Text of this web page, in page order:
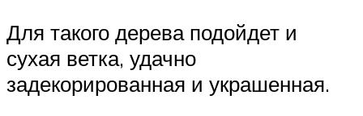
Для такого дерева подойдет и
сухая ветка, удачно
задекорированная и украшенная.